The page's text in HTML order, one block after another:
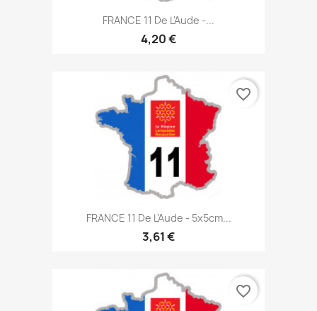
FRANCE 11 De L'Aude -...
4,20 €
FRANCE 11 De L'Aude - 5x5cm...
3,61 €
favorite_border
favorite_border